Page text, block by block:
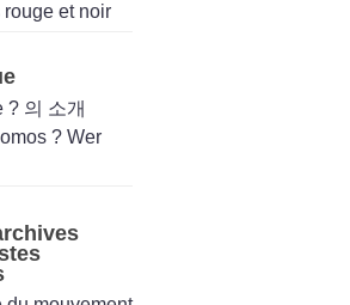
rouge et noir
? 의 소개
? Wer